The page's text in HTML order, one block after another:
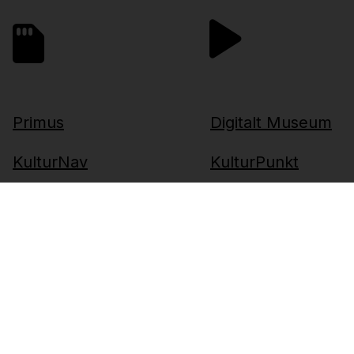
Primus
KulturNav
Digitalt Museum
KulturPunkt